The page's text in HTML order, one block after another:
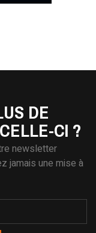
DE
CI ?
newsletter
jamais une mise à